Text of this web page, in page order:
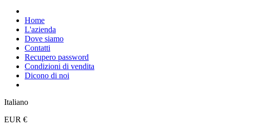
Home
L'azienda
Dove siamo
Contatti
Recupero password
Condizioni di vendita
Dicono di noi
Italiano
EUR €